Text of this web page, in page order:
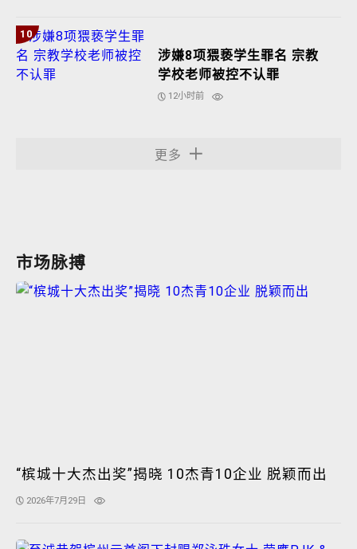
10
涉嫌8项猥亵学生罪名 宗教
学校老师被控不认罪
12小时前
更多
市场脉搏
“槟城十大杰出奖”揭晓 10杰青10企业 脱颖而出
2026年7月29日